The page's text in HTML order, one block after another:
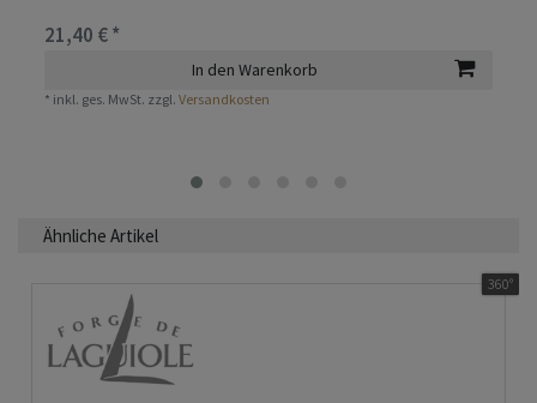
21,40 € *
In den Warenkorb
* inkl. ges. MwSt. zzgl.Versandkosten
Ähnliche Artikel
360°